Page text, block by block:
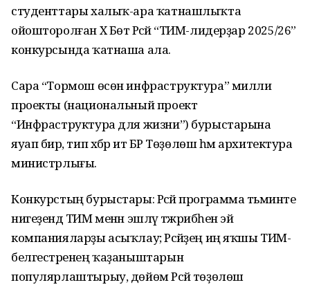
студенттары халыҡ-ара ҡатнашлыҡта
ойошторолған X Бөтә Рәсәй “ТИМ-лидерҙар 2025/26”
конкурсында ҡатнаша ала.
Сара “Тормош өсөн инфраструктура” милли
проекты (национальный проект
“Инфраструктура для жизни”) бурыстарына
яуап бирә, тип хәбәр итә БР Төҙөлөш һәм архитектура
министрлығы.
Конкурстың бурыстары: Рәсәй программа тәьминәте
нигеҙендә ТИМ менән эшләү тәжрибәһенә эйә
компанияларҙы асыҡлау; Рәсәйҙең иң яҡшы ТИМ-
белгестәренең ҡаҙаныштарын
популярлаштырыу, дөйөм Рәсәй төҙөлөш